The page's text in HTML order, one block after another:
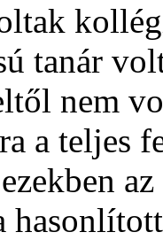
tanár
nem
a teljes